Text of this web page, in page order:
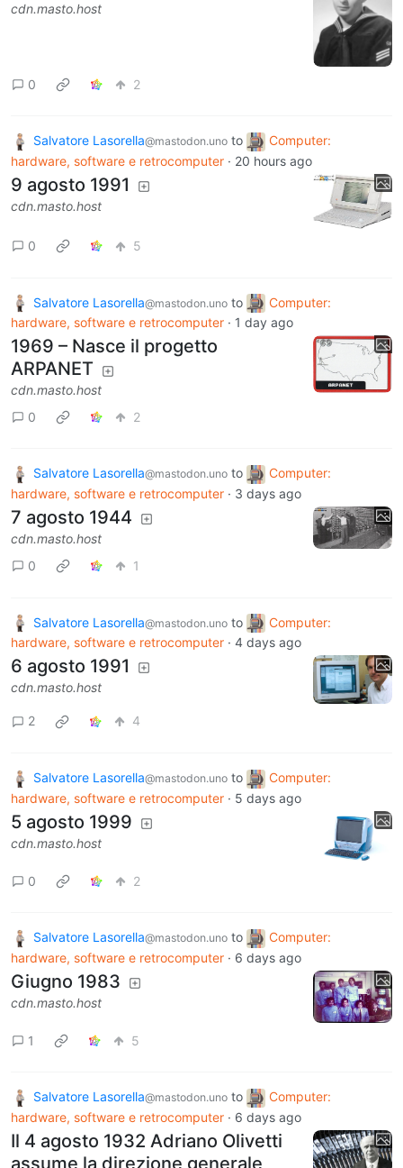
cdn.masto.host
0 2
Salvatore Lasorella@mastodon.uno to
Computer:
hardware, software e retrocomputer · 20 hours ago
9 agosto 1991
cdn.masto.host
0 5
Salvatore Lasorella@mastodon.uno to
Computer:
hardware, software e retrocomputer · 1 day ago
1969 – Nasce il progetto
ARPANET
cdn.masto.host
0
2
Salvatore Lasorella@mastodon.uno to
Computer:
hardware, software e retrocomputer · 3 days ago
7 agosto 1944
cdn.masto.host
0
1
Salvatore Lasorella@mastodon.uno to
Computer:
hardware, software e retrocomputer · 4 days ago
6 agosto 1991
cdn.masto.host
2 4
Salvatore Lasorella@mastodon.uno to
Computer:
hardware, software e retrocomputer · 5 days ago
5 agosto 1999
cdn.masto.host
0 2
Salvatore Lasorella@mastodon.uno to
Computer:
hardware, software e retrocomputer · 6 days ago
Giugno 1983
cdn.masto.host
1 5
Salvatore Lasorella@mastodon.uno to
Computer:
hardware, software e retrocomputer · 6 days ago
Il 4 agosto 1932 Adriano Olivetti
assume la direzione generale